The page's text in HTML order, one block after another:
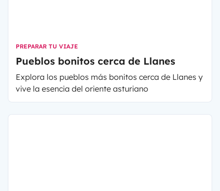
PREPARAR TU VIAJE
Pueblos bonitos cerca de Llanes
Explora los pueblos más bonitos cerca de Llanes y
vive la esencia del oriente asturiano